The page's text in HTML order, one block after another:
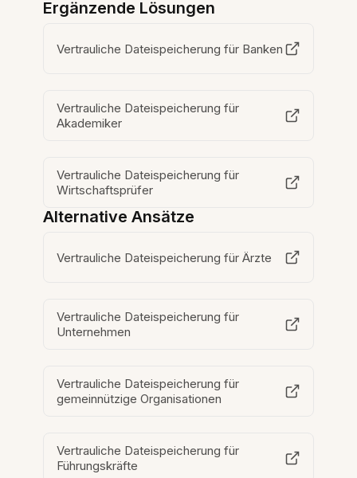
Ergänzende Lösungen
Vertrauliche Dateispeicherung für Banken
Vertrauliche Dateispeicherung für
Akademiker
Vertrauliche Dateispeicherung für
Wirtschaftsprüfer
Alternative Ansätze
Vertrauliche Dateispeicherung für Ärzte
Vertrauliche Dateispeicherung für
Unternehmen
Vertrauliche Dateispeicherung für
gemeinnützige Organisationen
Vertrauliche Dateispeicherung für
Führungskräfte